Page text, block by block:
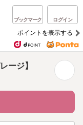
ブックマーク ログイン
ポイントを表示する
ージ】